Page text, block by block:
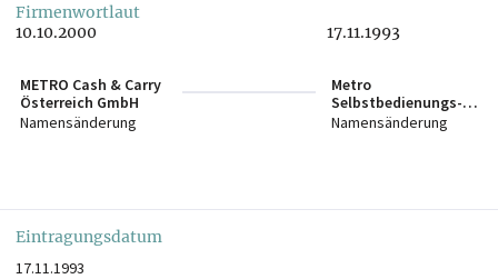
Firmenwortlaut
10.10.2000
METRO Cash & Carry
Österreich GmbH
Namensänderung
17.11.1993
Metro
Selbstbedienungs-
Großhandel
Gesellschaft m.b.H.
Namensänderung
Eintragungsdatum
17.11.1993